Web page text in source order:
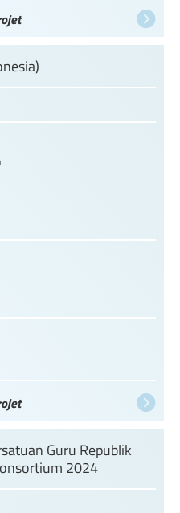
Guru Republik
2024